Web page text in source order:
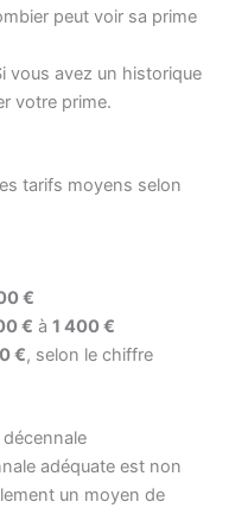
peut voir sa prime
vous avez un historique
votre prime.
tarifs moyens selon
€
€ à 1 400 €
€, selon le chiffre
adéquate est non
un moyen de